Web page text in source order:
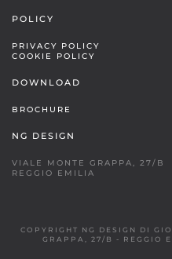
POLICY
PRIVACY POLICY
COOKIE POLICY
DOWNLOAD
BROCHURE
NG DESIGN
VIALE MONTE GRAPPA, 27/B
REGGIO EMILIA
COPYRIGHT NG DESIGN DI
GRAPPA, 27/B - REGGIO